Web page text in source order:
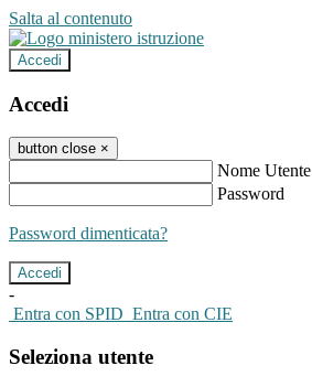
Salta al contenuto
Accedi
Accedi
button close ×
Nome Utente
Password
Password dimenticata?
-
Entra con SPID Entra con CIE
Seleziona utente